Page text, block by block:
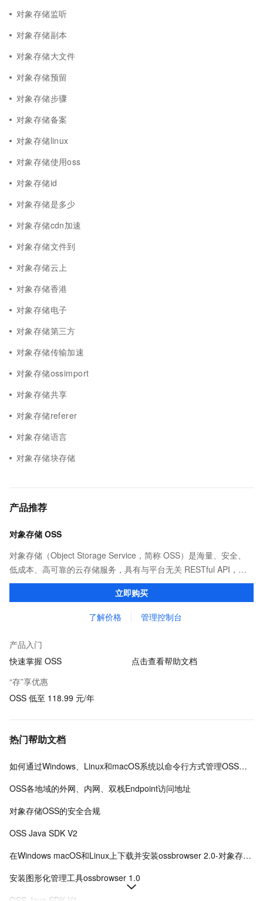
对象存储监听
对象存储副本
对象存储大文件
对象存储预留
对象存储步骤
对象存储备案
对象存储linux
对象存储使用oss
对象存储id
对象存储是多少
对象存储cdn加速
对象存储文件到
对象存储云上
对象存储香港
对象存储电子
对象存储第三方
对象存储传输加速
对象存储ossimport
对象存储共享
对象存储referer
对象存储语言
对象存储块存储
产品推荐
对象存储 OSS
对象存储（Object Storage Service，简称 OSS）是海量、安全、
低成本、高可靠的云存储服务，具有与平台无关 RESTful API，能
从互联网任何位置访问。OSS 提供标准、低频、归档等类型选择，
立即购买
了解价格 管理控制台
产品入门
快速掌握 OSS
点击查看帮助文档
“存”享优惠
OSS 低至 118.99 元/年
热门帮助文档
如何通过Windows、Linux和macOS系统以命令行方式管理OSS数据
OSS各地域的外网、内网、双栈Endpoint访问地址
对象存储OSS的安全合规
OSS Java SDK V2
在Windows macOS和Linux上下载并安装ossbrowser 2.0-对象存储-阿里云
安装图形化管理工具ossbrowser 1.0